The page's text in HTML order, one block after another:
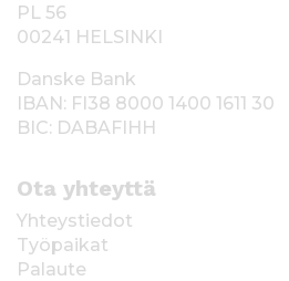
PL 56
00241 HELSINKI
Danske Bank
IBAN: FI38 8000 1400 1611 30
BIC: DABAFIHH
Ota yhteyttä
Yhteystiedot
Työpaikat
Palaute